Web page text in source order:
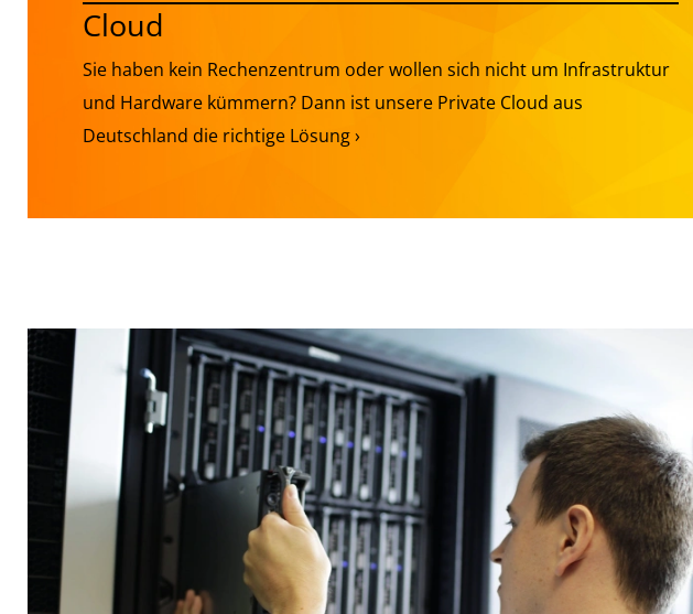
Cloud
Sie haben kein Rechenzentrum oder wollen sich nicht um Infrastruktur
und Hardware kümmern? Dann ist unsere Private Cloud aus
Deutschland die richtige Lösung ›